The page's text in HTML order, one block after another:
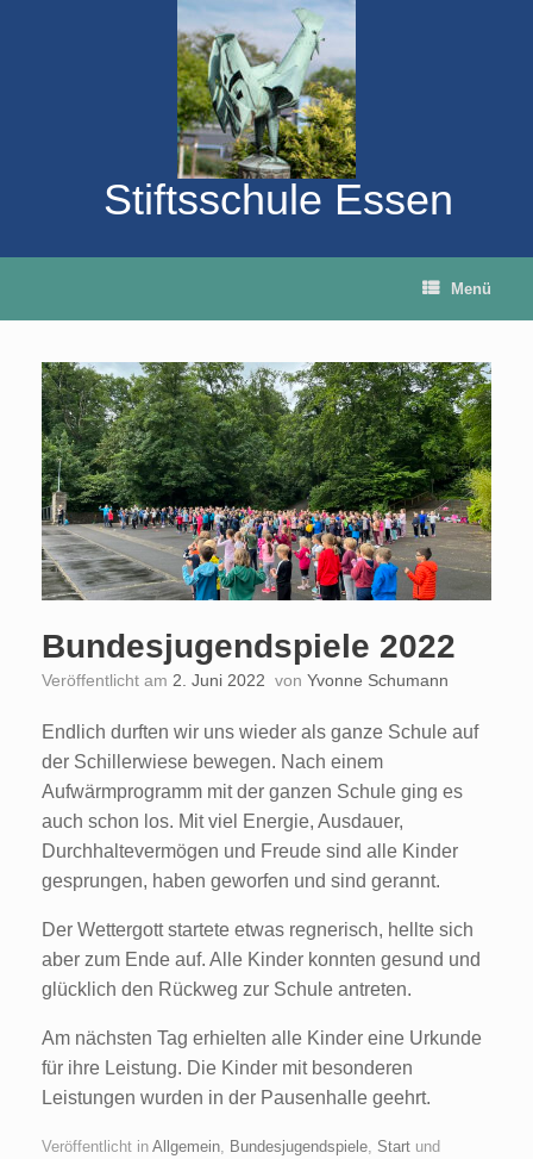
Stiftsschule Essen
Menü
Bundesjugendspiele 2022
Veröffentlicht am 2. Juni 2022 von Yvonne Schumann
Endlich durften wir uns wieder als ganze Schule auf
der Schillerwiese bewegen. Nach einem
Aufwärmprogramm mit der ganzen Schule ging es
auch schon los. Mit viel Energie, Ausdauer,
Durchhaltevermögen und Freude sind alle Kinder
gesprungen, haben geworfen und sind gerannt.
Der Wettergott startete etwas regnerisch, hellte sich
aber zum Ende auf. Alle Kinder konnten gesund und
glücklich den Rückweg zur Schule antreten.
Am nächsten Tag erhielten alle Kinder eine Urkunde
für ihre Leistung. Die Kinder mit besonderen
Leistungen wurden in der Pausenhalle geehrt.
Veröffentlicht in Allgemein, Bundesjugendspiele, Start und